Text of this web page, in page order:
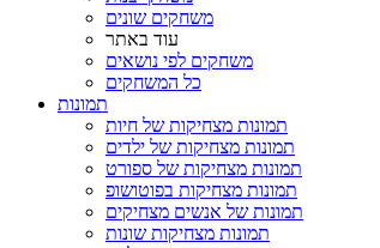
משחקים שונים
עוד באתר
משחקים לפי נושאים
כל המשחקים
תמונות
תמונות מצחיקות של חיות
תמונות מצחיקות של ילדים
תמונות מצחיקות של ספורט
תמונות מצחיקות בפוטושופ
תמונות של אנשים מצחיקים
תמונות מצחיקות שונות